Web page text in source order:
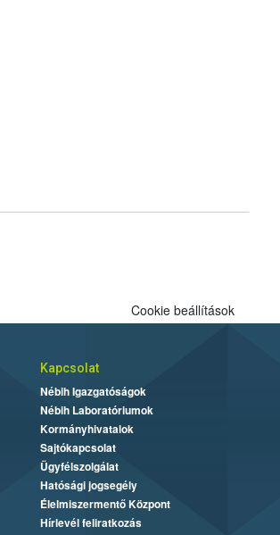
Cookie beállítások
Kapcsolat
Nébih Igazgatóságok
Nébih Laboratóriumok
Kormányhivatalok
Sajtókapcsolat
Ügyfélszolgálat
Hatósági jogsegély
Élelmiszermentő Központ
Hírlevél feliratkozás